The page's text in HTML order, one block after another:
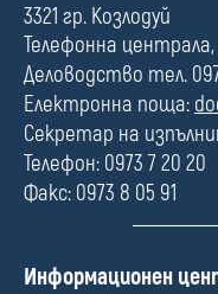
л
е
3321 гр. Козлодуй
Телефонна централа,
Деловодство тел.
Електронна поща:
Секретар на
Телефон: 0973 7 20 20
Факс: 0973 8 05 91
П
Информационен